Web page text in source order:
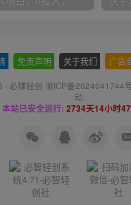
免责声明 关于我们 广告
· 必赚轻创 渝ICP备2024041744
动.
本站已安全运行: 2734天14小时